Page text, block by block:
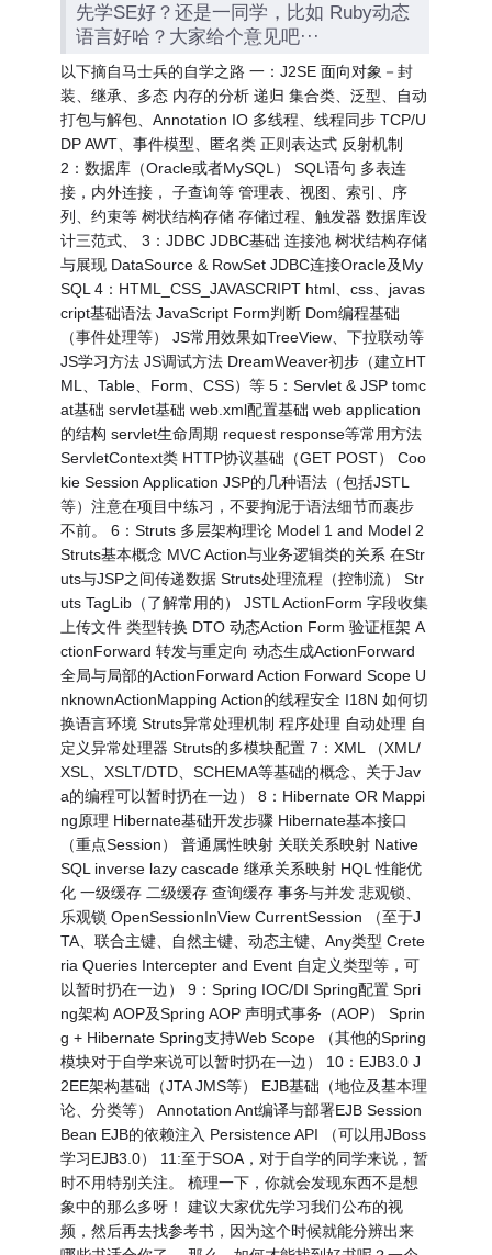
先学SE好？还是一同学，比如 Ruby动态
语言好哈？大家给个意见吧···
以下摘自马士兵的自学之路 一：J2SE 面向对象－封
装、继承、多态 内存的分析 递归 集合类、泛型、自动
打包与解包、Annotation IO 多线程、线程同步 TCP/U
DP AWT、事件模型、匿名类 正则表达式 反射机制
2：数据库（Oracle或者MySQL） SQL语句 多表连
接，内外连接， 子查询等 管理表、视图、索引、序
列、约束等 树状结构存储 存储过程、触发器 数据库设
计三范式、 3：JDBC JDBC基础 连接池 树状结构存储
与展现 DataSource & RowSet JDBC连接Oracle及My
SQL 4：HTML_CSS_JAVASCRIPT html、css、javas
cript基础语法 JavaScript Form判断 Dom编程基础
（事件处理等） JS常用效果如TreeView、下拉联动等
JS学习方法 JS调试方法 DreamWeaver初步（建立HT
ML、Table、Form、CSS）等 5：Servlet & JSP tomc
at基础 servlet基础 web.xml配置基础 web application
的结构 servlet生命周期 request response等常用方法
ServletContext类 HTTP协议基础（GET POST） Coo
kie Session Application JSP的几种语法（包括JSTL
等）注意在项目中练习，不要拘泥于语法细节而裹步
不前。 6：Struts 多层架构理论 Model 1 and Model 2
Struts基本概念 MVC Action与业务逻辑类的关系 在Str
uts与JSP之间传递数据 Struts处理流程（控制流） Str
uts TagLib（了解常用的） JSTL ActionForm 字段收集
上传文件 类型转换 DTO 动态Action Form 验证框架 A
ctionForward 转发与重定向 动态生成ActionForward
全局与局部的ActionForward Action Forward Scope U
nknownActionMapping Action的线程安全 I18N 如何切
换语言环境 Struts异常处理机制 程序处理 自动处理 自
定义异常处理器 Struts的多模块配置 7：XML （XML/
XSL、XSLT/DTD、SCHEMA等基础的概念、关于Jav
a的编程可以暂时扔在一边） 8：Hibernate OR Mappi
ng原理 Hibernate基础开发步骤 Hibernate基本接口
（重点Session） 普通属性映射 关联关系映射 Native
SQL inverse lazy cascade 继承关系映射 HQL 性能优
化 一级缓存 二级缓存 查询缓存 事务与并发 悲观锁、
乐观锁 OpenSessionInView CurrentSession （至于J
TA、联合主键、自然主键、动态主键、Any类型 Crete
ria Queries Intercepter and Event 自定义类型等，可
以暂时扔在一边） 9：Spring IOC/DI Spring配置 Spri
ng架构 AOP及Spring AOP 声明式事务（AOP） Sprin
g + Hibernate Spring支持Web Scope （其他的Spring
模块对于自学来说可以暂时扔在一边） 10：EJB3.0 J
2EE架构基础（JTA JMS等） EJB基础（地位及基本理
论、分类等） Annotation Ant编译与部署EJB Session
Bean EJB的依赖注入 Persistence API （可以用JBoss
学习EJB3.0） 11:至于SOA，对于自学的同学来说，暂
时不用特别关注。 梳理一下，你就会发现东西不是想
象中的那么多呀！ 建议大家优先学习我们公布的视
频，然后再去找参考书，因为这个时候就能分辨出来